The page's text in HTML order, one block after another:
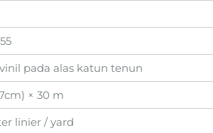
pada alas katun tenun
× 30 m
linier / yard